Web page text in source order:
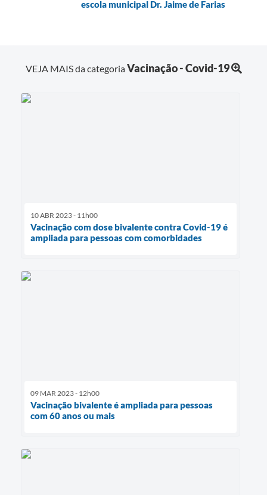
escola municipal Dr. Jaime de Farias
VEJA MAIS da categoriaVacinação - Covid-19
10 ABR 2023 - 11h00
Vacinação com dose bivalente contra Covid-19 é
ampliada para pessoas com comorbidades
09 MAR 2023 - 12h00
Vacinação bivalente é ampliada para pessoas
com 60 anos ou mais